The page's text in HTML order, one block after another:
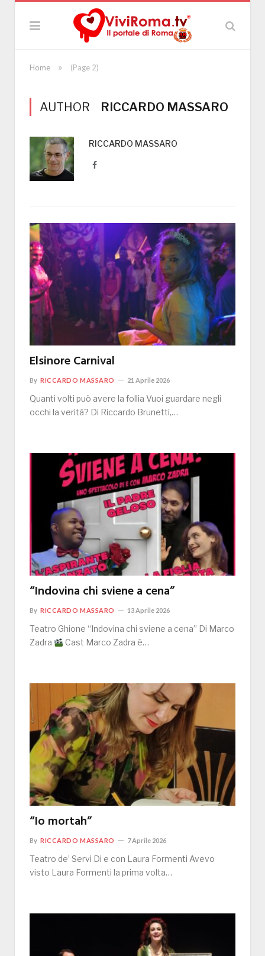
Home » (Page 2)
AUTHOR RICCARDO MASSARO
RICCARDO MASSARO
Facebook
Elsinore Carnival
By RICCARDO MASSARO 21 Aprile 2026
Quanti volti può avere la follia Vuoi guardare negli
occhi la verità? Di Riccardo Brunetti,…
“Indovina chi sviene a cena”
By RICCARDO MASSARO 13 Aprile 2026
Teatro Ghione “Indovina chi sviene a cena” Di Marco
Zadra
Cast Marco Zadra è…
“Io mortah”
By RICCARDO MASSARO 7 Aprile 2026
Teatro de’ Servi Di e con Laura Formenti Avevo
visto Laura Formenti la prima volta…